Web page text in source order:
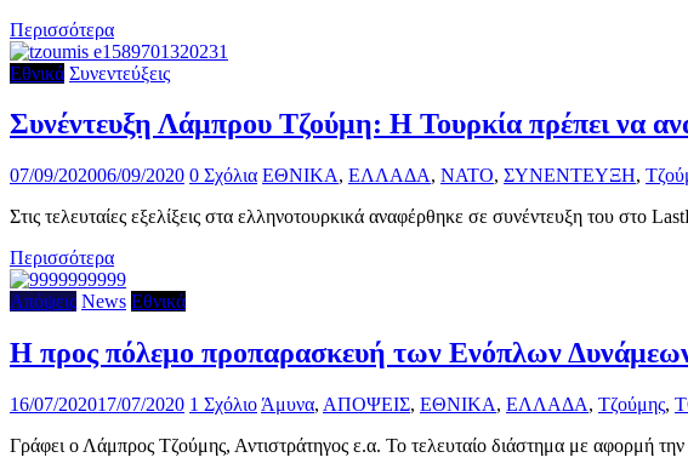
Περισσότερα
Εθνικά Συνεντεύξεις
Συνέντευξη Λάμπρου Τζούμη: Η Τουρκία πρέπει να
07/09/202006/09/2020 0 Σχόλια ΕΘΝΙΚΑ, ΕΛΛΑΔΑ, ΝΑΤΟ, ΣΥΝΕΝΤΕΥΞΗ,
Στις τελευταίες εξελίξεις στα ελληνοτουρκικά αναφέρθηκε σε συνέντευξη του στο
Περισσότερα
Απόψεις News Εθνικά
H προς πόλεμο προπαρασκευή των Ενόπλων
16/07/202017/07/2020 1 Σχόλιο Άμυνα, ΑΠΟΨΕΙΣ, ΕΘΝΙΚΑ, ΕΛΛΑΔΑ, Τζούμης,
Γράφει ο Λάμπρος Τζούμης, Αντιστράτηγος ε.α. Το τελευταίο διάστημα με αφορμή